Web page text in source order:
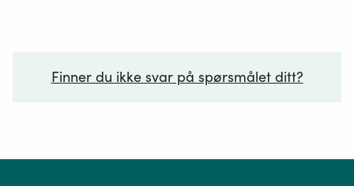
Finner du ikke svar på spørsmålet ditt?